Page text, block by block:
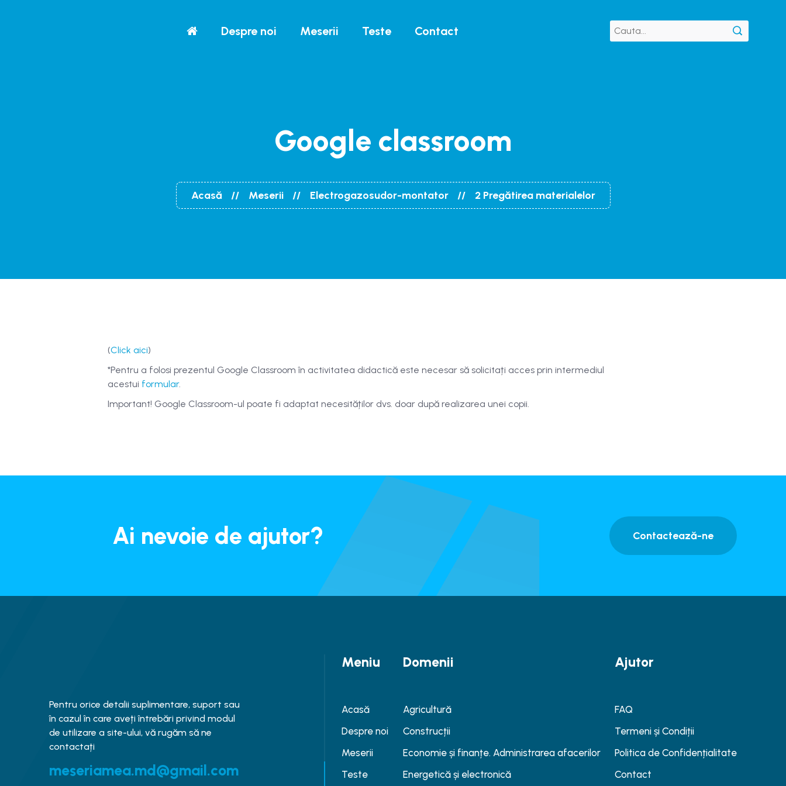
Despre noi Meserii Teste Contact
Google classroom
Acasă Meserii Electrogazosudor-montator 2 Pregătirea materialelor
(Click aici)
*Pentru a folosi prezentul Google Classroom în activitatea didactică este necesar să solicitați acces prin intermediul
acestui formular.
Important! Google Classroom-ul poate fi adaptat necesităților dvs. doar după realizarea unei copii.
Ai nevoie de ajutor? Contactează-ne
Pentru orice detalii suplimentare, suport sau
în cazul în care aveți întrebări privind modul
de utilizare a site-ului, vă rugăm să ne
contactați
meseriamea.md@gmail.com
Meniu
Acasă
Despre noi
Meserii
Teste
Domenii
Agricultură
Construcții
Economie și finanțe. Administrarea afacerilor
Energetică și electronică
Ajutor
FAQ
Termeni și Condiții
Politica de Confidențialitate
Contact